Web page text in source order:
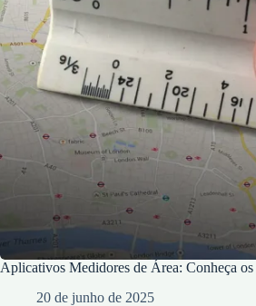
Aplicativos Medidores de Área: Conheça
20 de junho de 2025